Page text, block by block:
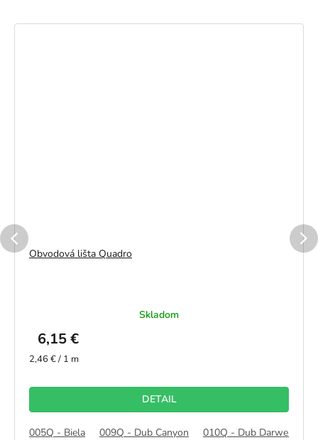
Obvodová lišta Quadro
Skladom
6,15 €
Jednotková
2,46 € / 1 m
DETAIL
005Q - Biela 009Q - Dub Canyon 010Q - Dub Darwen